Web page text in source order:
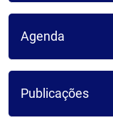
Agenda
Publicações